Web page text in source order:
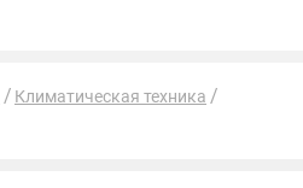
Климатическая техника